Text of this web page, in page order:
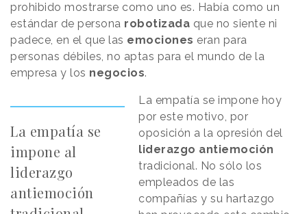
prohibido mostrarse como uno es. Había como un
estándar de persona robotizada que no siente ni
padece, en el que las emociones eran para
personas débiles, no aptas para el mundo de la
empresa y los negocios.
La empatía se
impone al
liderazgo
antiemoción
La empatía se impone hoy
por este motivo, por
oposición a la opresión del
liderazgo antiemoción
tradicional. No sólo los
empleados de las
compañías y su hartazgo